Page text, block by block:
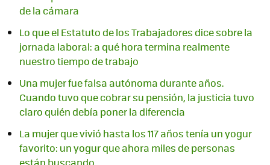
de la cámara
Lo que el Estatuto de los Trabajadores dice sobre la
jornada laboral: a qué hora termina realmente
nuestro tiempo de trabajo
Una mujer fue falsa autónoma durante años.
Cuando tuvo que cobrar su pensión, la justicia tuvo
claro quién debía poner la diferencia
La mujer que vivió hasta los 117 años tenía un yogur
favorito: un yogur que ahora miles de personas